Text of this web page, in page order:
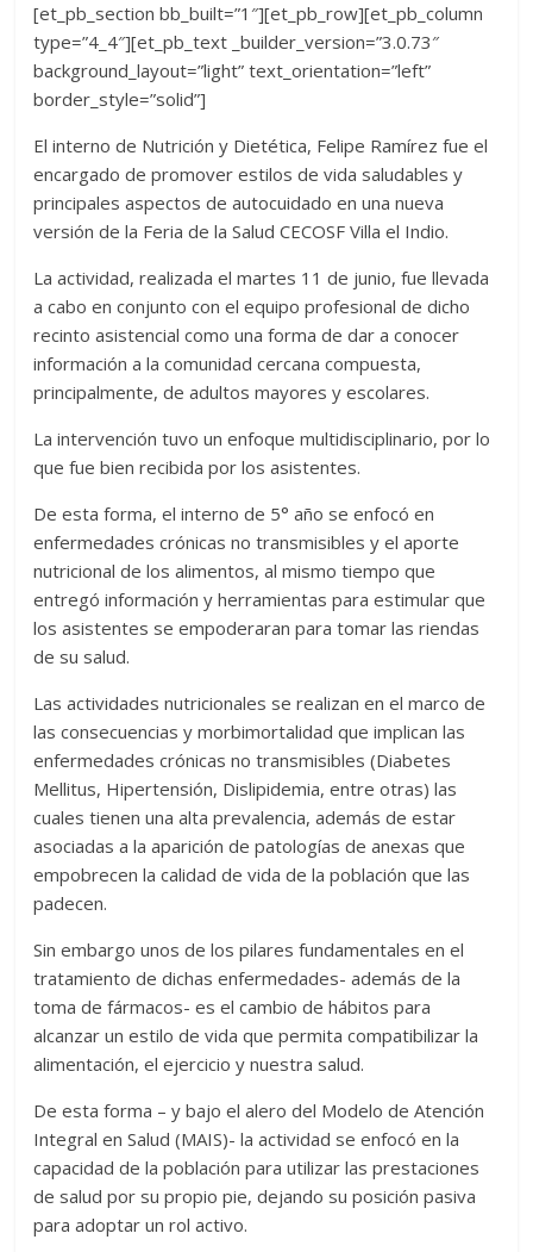
[et_pb_section bb_built=”1″][et_pb_row][et_pb_column
type=”4_4″][et_pb_text _builder_version=”3.0.73″
background_layout=”light” text_orientation=”left”
border_style=”solid”]
El interno de Nutrición y Dietética, Felipe Ramírez fue el
encargado de promover estilos de vida saludables y
principales aspectos de autocuidado en una nueva
versión de la Feria de la Salud CECOSF Villa el Indio.
La actividad, realizada el martes 11 de junio, fue llevada
a cabo en conjunto con el equipo profesional de dicho
recinto asistencial como una forma de dar a conocer
información a la comunidad cercana compuesta,
principalmente, de adultos mayores y escolares.
La intervención tuvo un enfoque multidisciplinario, por lo
que fue bien recibida por los asistentes.
De esta forma, el interno de 5° año se enfocó en
enfermedades crónicas no transmisibles y el aporte
nutricional de los alimentos, al mismo tiempo que
entregó información y herramientas para estimular que
los asistentes se empoderaran para tomar las riendas
de su salud.
Las actividades nutricionales se realizan en el marco de
las consecuencias y morbimortalidad que implican las
enfermedades crónicas no transmisibles (Diabetes
Mellitus, Hipertensión, Dislipidemia, entre otras) las
cuales tienen una alta prevalencia, además de estar
asociadas a la aparición de patologías de anexas que
empobrecen la calidad de vida de la población que las
padecen.
Sin embargo unos de los pilares fundamentales en el
tratamiento de dichas enfermedades- además de la
toma de fármacos- es el cambio de hábitos para
alcanzar un estilo de vida que permita compatibilizar la
alimentación, el ejercicio y nuestra salud.
De esta forma – y bajo el alero del Modelo de Atención
Integral en Salud (MAIS)- la actividad se enfocó en la
capacidad de la población para utilizar las prestaciones
de salud por su propio pie, dejando su posición pasiva
para adoptar un rol activo.